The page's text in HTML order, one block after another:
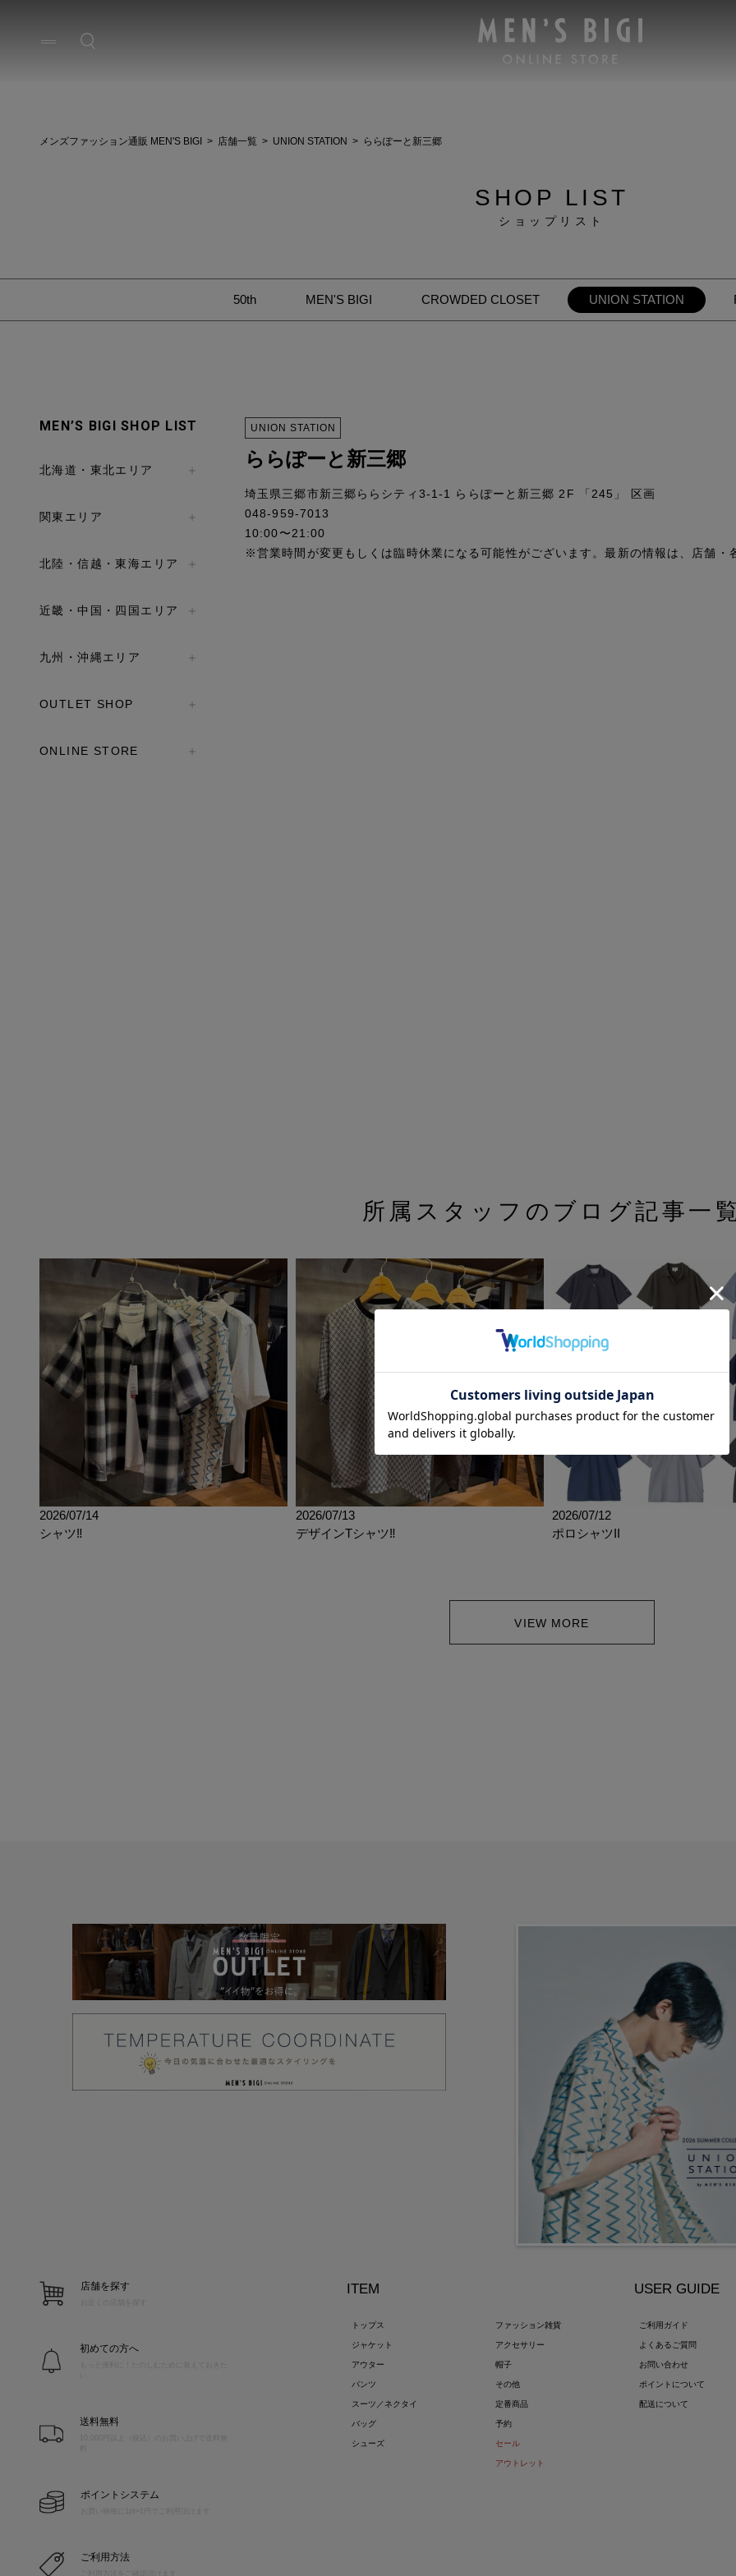
メンズファッション通販 MEN'S BIGI 店舗一覧 UNION STATION ららぽーと新三郷
SHOP LIST
ショップリスト
50th MEN'S BIGI CROWDED CLOSET UNION STATION
MEN’S BIGI SHOP LIST
北海道・東北エリア
関東エリア
北陸・信越・東海エリア
近畿・中国・四国エリア
九州・沖縄エリア
OUTLET SHOP
ONLINE STORE
UNION STATION
ららぽーと新三郷
埼玉県三郷市新三郷ららシティ3-1-1 ららぽーと新三郷 2F 「245」 区画
048-959-7013
10:00〜21:00
※営業時間が変更もしくは臨時休業になる可能性がございます。最新の情報は、店舗・
所属スタッフのブログ記事一
2026/07/14
シャツ‼︎
2026/07/13
デザインTシャツ‼︎
2026/07/12
ポロシャツII
VIEW MORE
店舗を探す
お近くの店舗を探す
初めての方へ
送料無料
10,000円以上（税込）のお買い上げで送料無
ポイントシステム
ご利用方法
ITEM
トップス
ジャケット
アウター
パンツ
スーツ／ネクタイ
バッグ
シューズ
ファッション雑貨
アクセサリー
帽子
その他
定番商品
予約
セール
アウトレット
USER GUIDE
ご利用ガイド
よくあるご質問
お問い合わせ
ポイントについて
配送について